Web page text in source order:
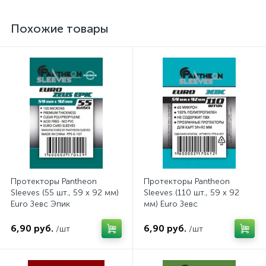
Похожие товары
Протекторы Pantheon
Sleeves (55 шт., 59 x 92 мм)
Euro Зевс Эпик
6,90 руб. /шт
Протекторы Pantheon
Sleeves (110 шт., 59 x 92
мм) Euro Зевс
6,90 руб. /шт